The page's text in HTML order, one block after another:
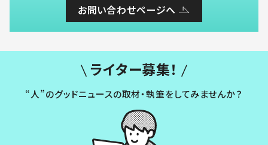
お問い合わせページへ
ライター募集！
“人”のグッドニュースの取材・執筆をしてみませんか？